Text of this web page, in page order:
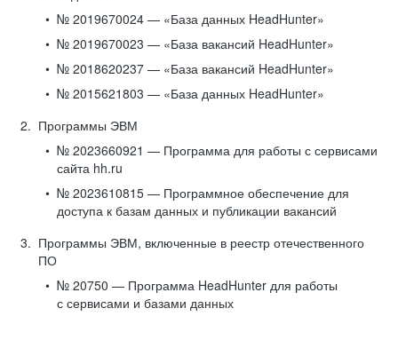
№ 2019670024 — «База данных HeadHunter»
№ 2019670023 — «База вакансий HeadHunter»
№ 2018620237 — «База вакансий HeadHunter»
№ 2015621803 — «База данных HeadHunter»
Программы ЭВМ
№ 2023660921 — Программа для работы с сервисами
сайта hh.ru
№ 2023610815 — Программное обеспечение для
доступа к базам данных и публикации вакансий
Программы ЭВМ, включенные в реестр отечественного
ПО
№ 20750 — Программа HeadHunter для работы
с сервисами и базами данных